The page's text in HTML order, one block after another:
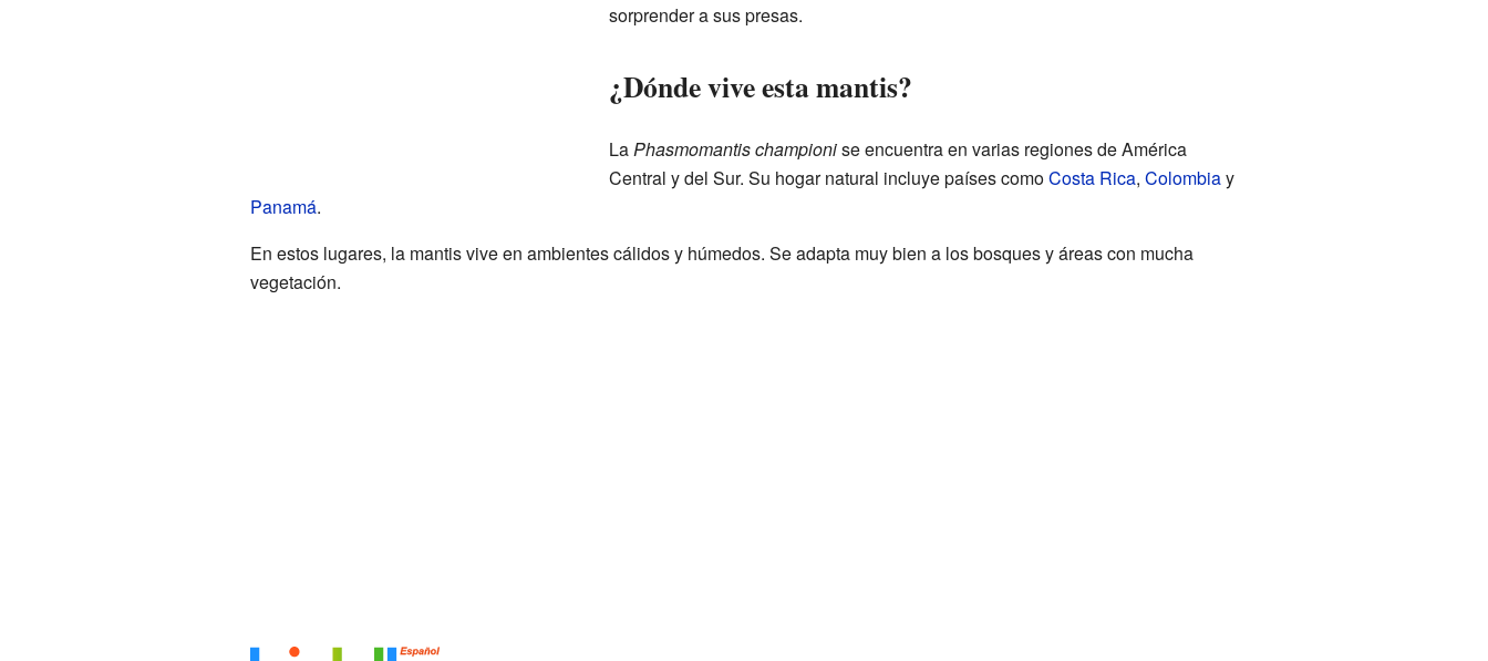
sorprender a sus presas.
¿Dónde vive esta mantis?
LaPhasmomantis championise encuentra en varias regiones de América
Central y del Sur. Su hogar natural incluye países comoCosta Rica, Colombiay
Panamá.
En estos lugares, la mantis vive en ambientes cálidos y húmedos. Se adapta muy bien a los bosques y áreas con mucha
vegetación.